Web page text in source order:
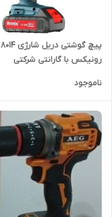
پیچ گوشتی دریل شارژی ۸۰۱۴
رونیکس با گارانتی شرکتی
ناموجود